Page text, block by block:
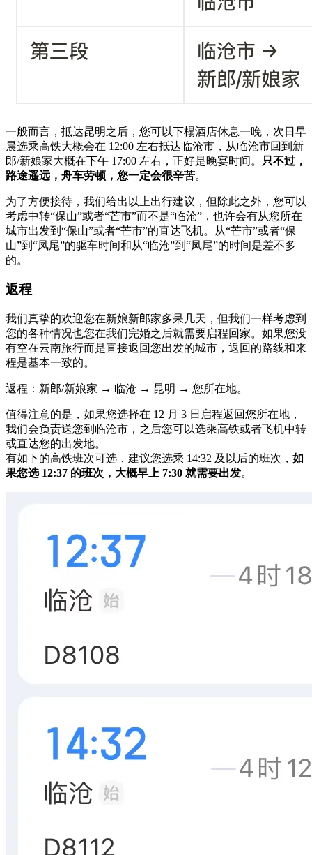
一般而言，抵达昆明之后，您可以下榻酒店休息一晚，次日早
晨选乘高铁大概会在 12:00 左右抵达临沧市，从临沧市回到新
郎/新娘家大概在下午 17:00 左右，正好是晚宴时间。
只不过，
路途遥远，舟车劳顿，您一定会很辛苦。
为了方便接待，我们给出以上出行建议，但除此之外，您可以
考虑中转“保山”或者“芒市”而不是“临沧”，也许会有从您所在
城市出发到“保山”或者“芒市”的直达飞机。从“芒市”或者“保
山”到“凤尾”的驱车时间和从“临沧”到“凤尾”的时间是差不多
的。
返程
我们真挚的欢迎您在新娘新郎家多呆几天，但我们一样考虑到
您的各种情况也您在我们完婚之后就需要启程回家。如果您没
有空在云南旅行而是直接返回您出发的城市，返回的路线和来
程是基本一致的。
返程：新郎/新娘家 → 临沧 → 昆明 → 您所在地。
值得注意的是，如果您选择在 12 月 3 日启程返回您所在地，
我们会负责送您到临沧市，之后您可以选乘高铁或者飞机中转
或直达您的出发地。
有如下的高铁班次可选，建议您选乘 14:32 及以后的班次， 如
果您选 12:37 的班次，大概早上 7:30 就需要出发。